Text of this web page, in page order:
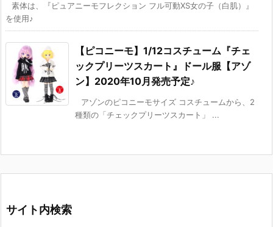
素体は、『ピュアニーモフレクション フル可動XS女の子（白肌）』
を使用♪
【ピコニーモ】1/12コスチューム『チェ
ックプリーツスカート』ドール服【アゾ
ン】2020年10月発売予定♪
アゾンのピコニーモサイズ コスチュームから、2
種類の「チェックプリーツスカート」 ...
サイト内検索